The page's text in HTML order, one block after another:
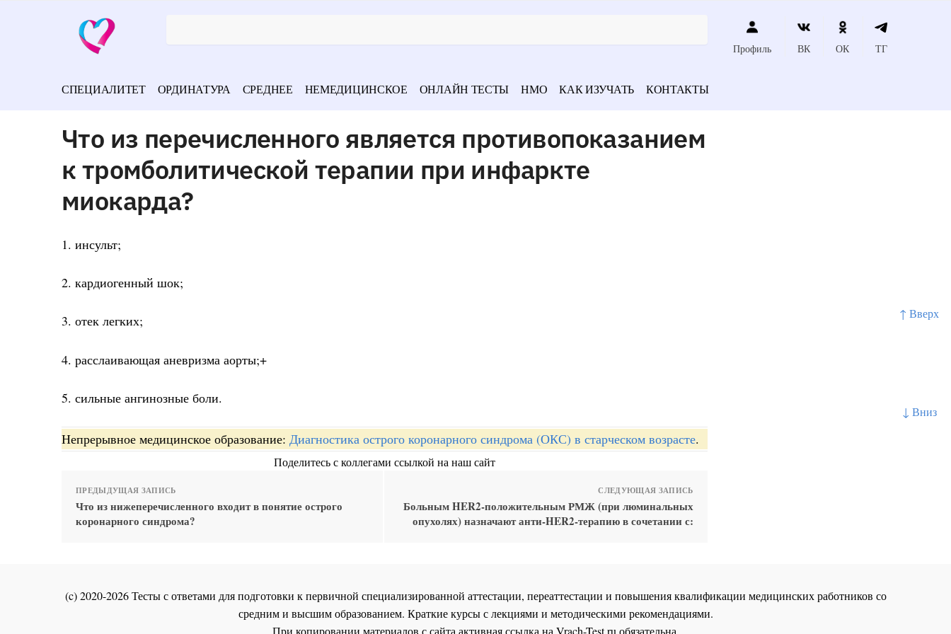
↑ Вверх
↓ Вниз
Профиль ВК ОК ТГ
СПЕЦИАЛИТЕТ ОРДИНАТУРА СРЕДНЕЕ НЕМЕДИЦИНСКОЕ ОНЛАЙН ТЕСТЫ НМО КАК ИЗУЧАТЬ КОНТАКТЫ
Что из перечисленного является противопоказанием
к тромболитической терапии при инфаркте
миокарда?
1. инсульт;
2. кардиогенный шок;
3. отек легких;
4. расслаивающая аневризма аорты;+
5. сильные ангинозные боли.
Непрерывное медицинское образование: Диагностика острого коронарного синдрома (ОКС) в старческом возрасте.
Поделитесь с коллегами ссылкой на наш сайт
ПРЕДЫДУЩАЯ ЗАПИСЬ
Что из нижеперечисленного входит в понятие острого
коронарного синдрома?
СЛЕДУЮЩАЯ ЗАПИСЬ
Больным HER2-положительным РМЖ (при люминальных
опухолях) назначают анти-HER2-терапию в сочетании с:
(c) 2020-2026 Тесты с ответами для подготовки к первичной специализированной аттестации, переаттестации и повышения квалификации медицинских работников со
средним и высшим образованием. Краткие курсы с лекциями и методическими рекомендациями.
При копировании материалов с сайта активная ссылка на Vrach-Test.ru обязательна.